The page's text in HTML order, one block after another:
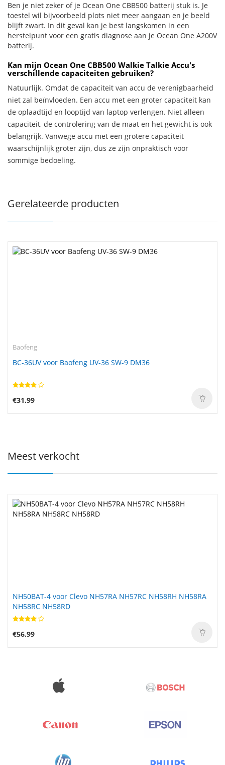
Ben je niet zeker of je Ocean One CBB500 batterij stuk is. Je
toestel wil bijvoorbeeld plots niet meer aangaan en je beeld
blijft zwart. In dit geval kan je best langskomen in een
herstelpunt voor een gratis diagnose aan je Ocean One A200V
batterij.
Kan mijn Ocean One CBB500 Walkie Talkie Accu's
verschillende capaciteiten gebruiken?
Natuurlijk. Omdat de capaciteit van accu de verenigbaarheid
niet zal beïnvloeden. Een accu met een groter capaciteit kan
de oplaadtijd en looptijd van laptop verlengen. Niet alleen
capaciteit, de controlering van de maat en het gewicht is ook
belangrijk. Vanwege accu met een grotere capaciteit
waarschijnlijk groter zijn, dus ze zijn onpraktisch voor
sommige bedoeling.
Gerelateerde producten
Baofeng
BC-36UV voor Baofeng UV-36 SW-9 DM36
€31.99
Meest verkocht
NH50BAT-4 voor Clevo NH57RA NH57RC NH58RH NH58RA
NH58RC NH58RD
€56.99